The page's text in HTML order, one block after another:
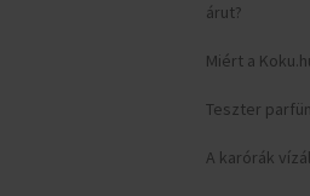
árut?
Miért a
Teszter
A karórák